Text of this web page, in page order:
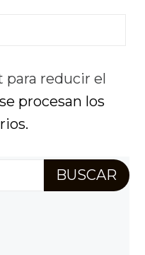
para reducir el
procesan los